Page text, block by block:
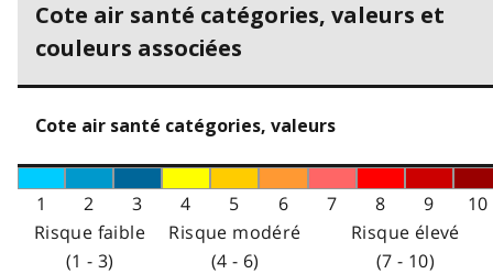
Cote air santé catégories, valeurs et
couleurs associées
Cote air santé catégories, valeurs
1 2 3 4 5 6 7 8 9
10
Risque faible
(1 - 3)
Risque modéré
(4 - 6)
Risque élevé
(7 - 10)